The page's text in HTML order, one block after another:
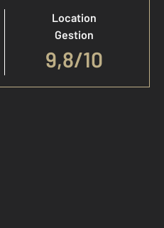
Location
Gestion
9,8/10